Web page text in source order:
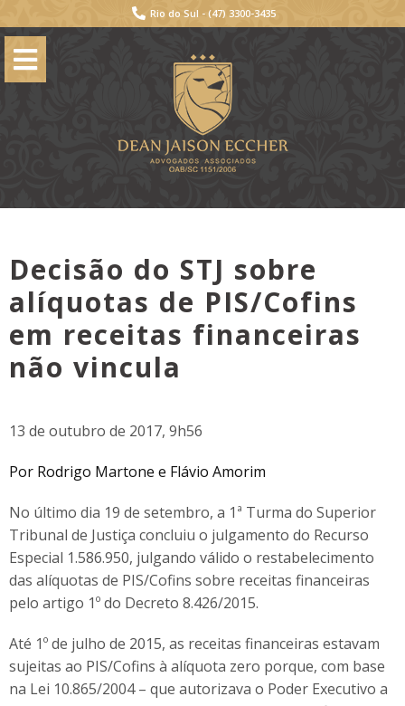
Rio do Sul - (47) 3300-3435
Decisão do STJ sobre
alíquotas de PIS/Cofins
em receitas financeiras
não vincula
13 de outubro de 2017, 9h56
Por Rodrigo Martone e Flávio Amorim
No último dia 19 de setembro, a 1ª Turma do Superior
Tribunal de Justiça concluiu o julgamento do Recurso
Especial 1.586.950, julgando válido o restabelecimento
das alíquotas de PIS/Cofins sobre receitas financeiras
pelo artigo 1º do Decreto 8.426/2015.
Até 1º de julho de 2015, as receitas financeiras estavam
sujeitas ao PIS/Cofins à alíquota zero porque, com base
na Lei 10.865/2004 – que autorizava o Poder Executivo a